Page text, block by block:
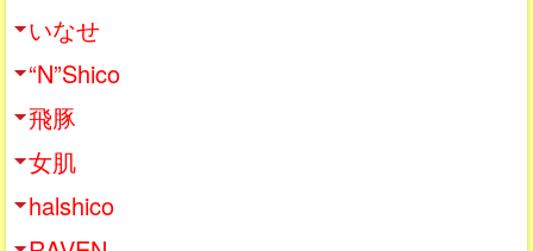
いなせ
“N”Shico
飛豚
女肌
halshico